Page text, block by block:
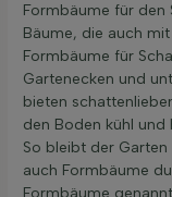
Formbäume für den
Bäume, die auch
Formbäume für
Gartenecken und
bieten
den Boden kühl und
So bleibt der
auch Formbäume